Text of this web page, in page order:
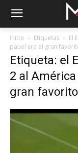
Inicio Etiquetas
El
papel era el gran
Etiqueta: el
2 al
gran